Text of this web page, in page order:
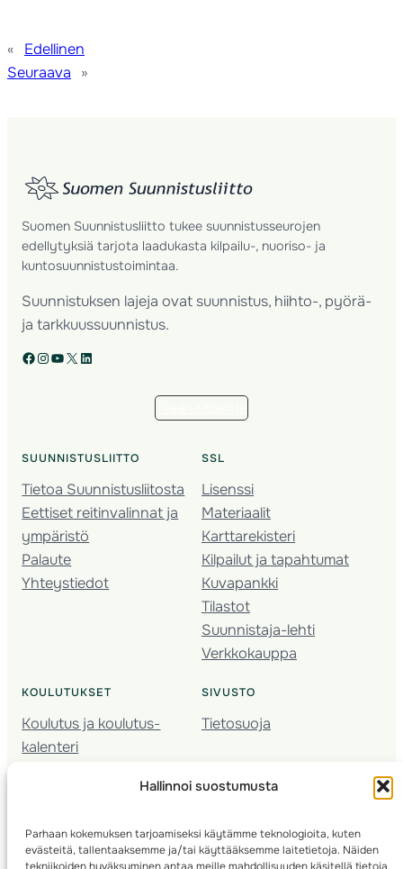
Hallinnoi suostumusta
Parhaan kokemuksen tarjoamiseksi käytämme teknologioita, kuten
evästeitä, tallentaaksemme ja/tai käyttääksemme laitetietoja. Näiden
«
Edellinen
Seuraava
»
Suomen Suunnistusliitto tukee suunnistusseurojen
edellytyksiä tarjota laadukasta kilpailu-, nuoriso- ja
kuntosuunnistustoimintaa.
Suunnistuksen lajeja ovat suunnistus, hiihto-, pyörä-
ja tarkkuussuunnistus.
Facebook Instagram YouTube X LinkedIn
SUUNNISTUSLIITTO
Tietoa Suunnistusliitosta
Eettiset reitinvalinnat ja
ympäristö
Palaute
Yhteystiedot
SSL
Lisenssi
Materiaalit
Karttarekisteri
Kilpailut ja tapahtumat
Kuvapankki
Tilastot
Suunnistaja-lehti
Verkkokauppa
KOULUTUKSET
Koulutus ja koulutus­
kalenteri
Seura­kehittäminen
Kartoitus
Ratamestari
SIVUSTO
Tietosuoja